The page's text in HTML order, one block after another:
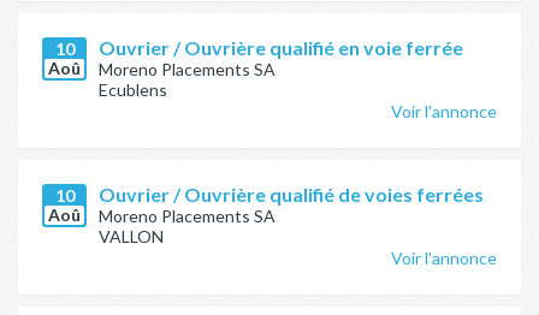
10
Aoû
Ouvrier / Ouvrière qualifié en voie ferrée
Moreno Placements SA
Ecublens
Voir l'annonce
10
Aoû
Ouvrier / Ouvrière qualifié de voies ferrées
Moreno Placements SA
VALLON
Voir l'annonce